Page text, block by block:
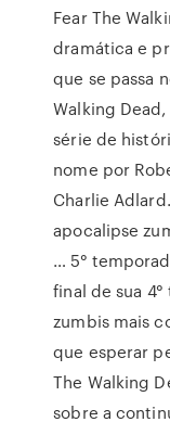
Fear The
dramática e
que se passa
Walking
série de
nome por
Charlie
apocalipse
… 5°
final de sua
zumbis mais
que esperar
The Walking
sobre a